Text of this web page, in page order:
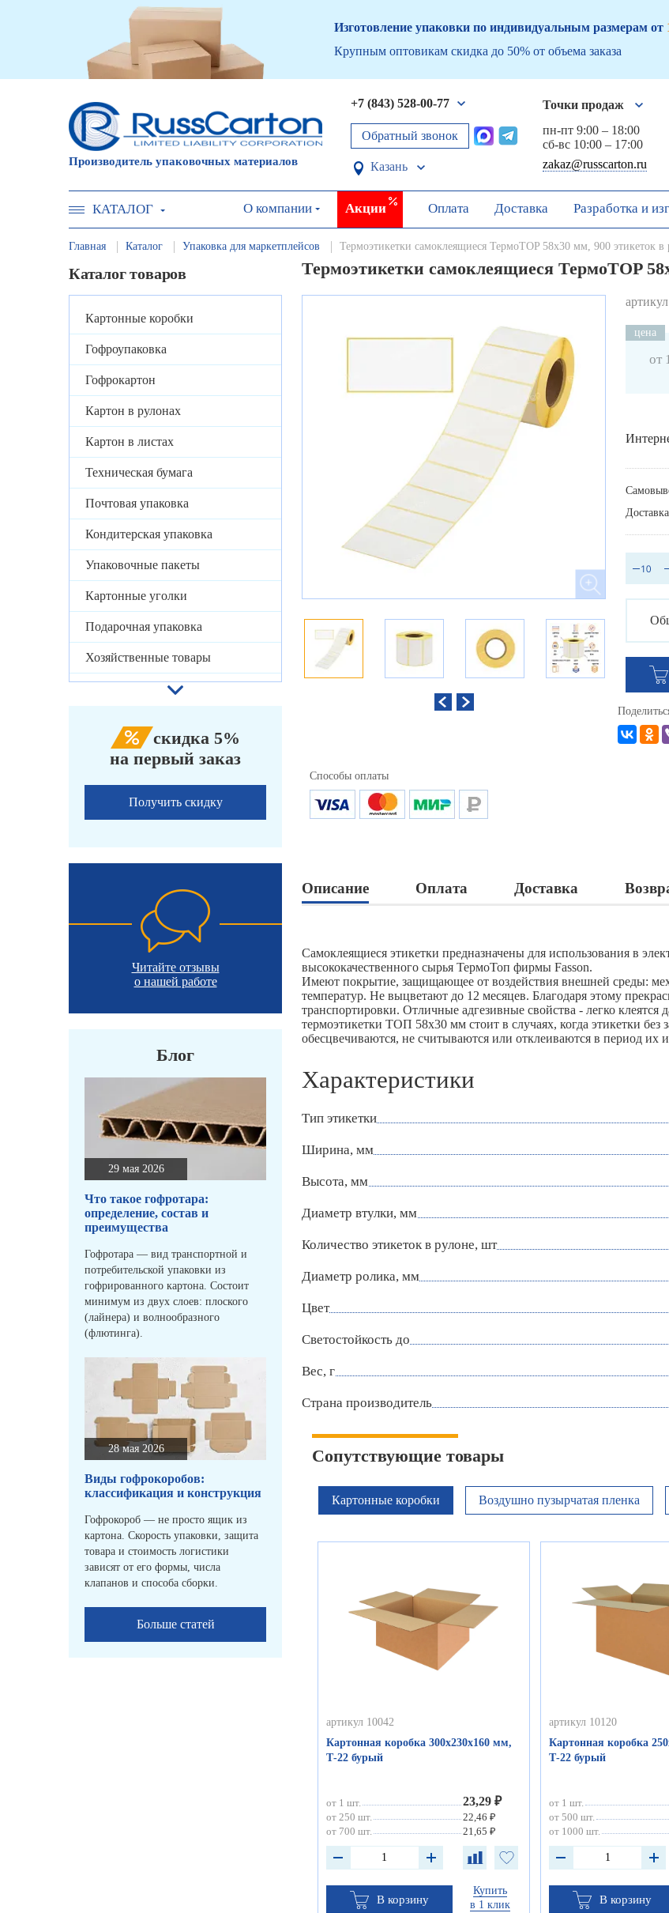
Изготовление упаковки по индивидуальным размерам от
Крупным оптовикам скидка до 50% от объема заказа
Производитель упаковочных материалов
+7 (843) 528-00-77
Обратный звонок
Казань
Точки продаж
пн-пт 9:00 – 18:00
сб-вс 10:00 – 17:00
zakaz@russcarton.ru
КАТАЛОГ О компании Акции Оплата Доставка Разработка и
Главная Каталог Упаковка для маркетплейсов Термоэтикетки самоклеящиеся ТермоTOP 58х30 мм, 900 этикеток в
Каталог товаров
Картонные коробки
Гофроупаковка
Гофрокартон
Картон в рулонах
Картон в листах
Техническая бумага
Почтовая упаковка
Кондитерская упаковка
Упаковочные пакеты
Картонные уголки
Подарочная упаковка
Хозяйственные товары
скидка 5%
на первый заказ
Получить скидку
Читайте отзывы
о нашей работе
Блог
29 мая 2026
Что такое гофротара:
определение, состав и
преимущества
Гофротара — вид транспортной и
потребительской упаковки из
гофрированного картона. Состоит
минимум из двух слоев: плоского
(лайнера) и волнообразного
(флютинга).
28 мая 2026
Виды гофрокоробов:
классификация и конструкция
Гофрокороб — не просто ящик из
картона. Скорость упаковки, защита
товара и стоимость логистики
зависят от его формы, числа
клапанов и способа сборки.
Больше статей
Термоэтикетки самоклеящиеся ТермоTOP
цена
от
Способы оплаты
Описание Оплата Доставка
Самоклеящиеся этикетки предназначены для использования в
высококачественного сырья ТермоТоп фирмы Fasson.
Имеют покрытие, защищающее от воздействия внешней среды:
температур. Не выцветают до 12 месяцев. Благодаря этому
транспортировки. Отличные адгезивные свойства - легко
термоэтикетки ТОП 58х30 мм стоит в случаях, когда этикетки без
обесцвечиваются, не считываются или отклеиваются в период их
Характеристики
Тип этикетки
Ширина, мм
Высота, мм
Диаметр втулки, мм
Количество этикеток в рулоне, шт
Диаметр ролика, мм
Цвет
Светостойкость до
Вес, г
Страна производитель
Сопутствующие товары
Картонные коробки Воздушно пузырчатая пленка
артикул 10042
Картонная коробка 300х230х160 мм,
Т-22 бурый
от 1 шт. 23,29 ₽
от 250 шт.
22,46 ₽
от 700 шт.
21,65 ₽
В корзину
Купить
в 1 клик
артикул 10120
Картонная коробка
Т-22 бурый
от 1 шт.
от 500 шт.
от 1000 шт.
В корзину